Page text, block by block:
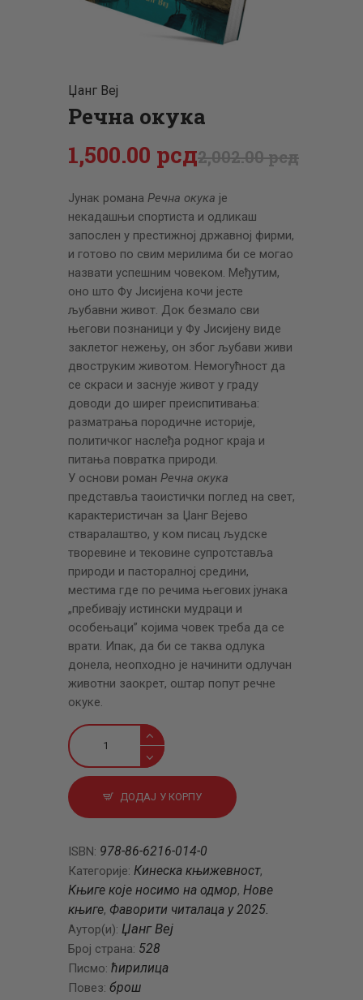
ЦЕНОВНИК
Џанг Веј
Речна окука
2,002.00рсд
1,500.00 рсд
Јунак романа Речна окука је
некадашњи спортиста и одликаш
запослен у престижној државној фирми,
и готово по свим мерилима би се могао
назвати успешним човеком. Међутим,
оно што Фу Јисијена кочи јесте
љубавни живот. Док безмало сви
његови познаници у Фу Јисијену виде
заклетог нежењу, он због љубави живи
двоструким животом. Немогућност да
се скраси и заснује живот у граду
доводи до ширег преиспитивања:
разматрања породичне историје,
политичког наслеђа родног краја и
питања повратка природи.
У основи роман Речна окука
представља таоистички поглед на свет,
карактеристичан за Џанг Вејево
стваралаштво, у ком писац људске
творевине и тековине супротставља
природи и пасторалној средини,
местима где по речима његових јунака
„пребивају истински мудраци и
особењаци” којима човек треба да се
врати. Ипак, да би се таква одлука
донела, неопходно је начинити одлучан
животни заокрет, оштар попут речне
окуке.
Речна
окука
количина
ДОДАЈ У КОРПУ
ISBN: 978-86-6216-014-0
Категорије: Кинеска књижевност,
Књиге које носимо на одмор, Нове
књиге, Фаворити читалаца у 2025.
Аутор(и): Џанг Веј
Број страна: 528
Писмо: ћирилица
Повез: брош